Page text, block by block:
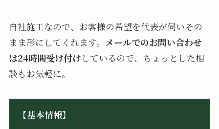
自社施工なので、お客様の希望を代表が伺いその
まま形にしてくれます。 メールでのお問い合わせ
は24時間受け付けしているので、ちょっとした相
談もお気軽に。
【基本情報】